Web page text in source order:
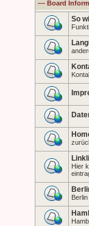
–– Board
So
Hier